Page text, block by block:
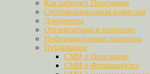
Как работает Программа
Сертификационная комиссия
Документы
Организаторы и партнеры
Информационные партнеры
Публикации
СМИ о Программе
СМИ о Фотоконкурсе